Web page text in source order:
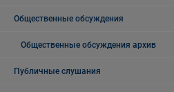
Общественные обсуждения
Общественные обсуждения архив
Публичные слушания